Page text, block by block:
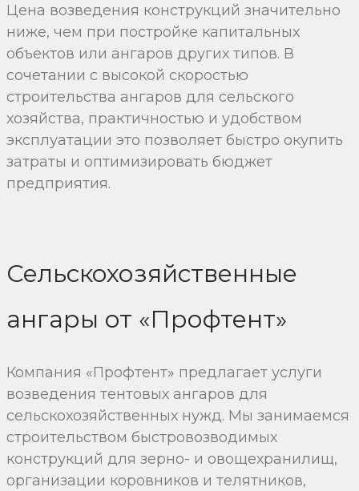
Цена возведения конструкций значительно
ниже, чем при постройке капитальных
объектов или ангаров других типов. В
сочетании с высокой скоростью
строительства ангаров для сельского
хозяйства, практичностью и удобством
эксплуатации это позволяет быстро окупить
затраты и оптимизировать бюджет
предприятия.
Сельскохозяйственные
ангары от «Профтент»
Компания «Профтент» предлагает услуги
возведения тентовых ангаров для
сельскохозяйственных нужд. Мы занимаемся
строительством быстровозводимых
конструкций для зерно- и овощехранилищ,
организации коровников и телятников,